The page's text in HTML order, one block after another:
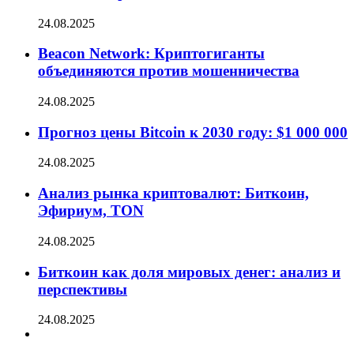
24.08.2025
Beacon Network: Криптогиганты
объединяются против мошенничества
24.08.2025
Прогноз цены Bitcoin к 2030 году: $1 000 000
24.08.2025
Анализ рынка криптовалют: Биткоин,
Эфириум, TON
24.08.2025
Биткоин как доля мировых денег: анализ и
перспективы
24.08.2025